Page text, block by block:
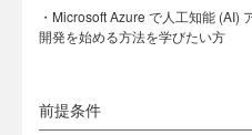
・Microsoft Azure で人工知能 (AI)
開発を始める方法を学びたい方
前提条件